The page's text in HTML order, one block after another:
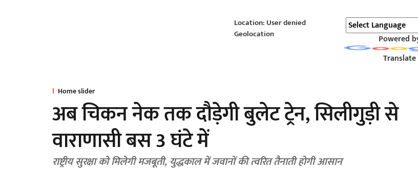
Location: User denied
Geolocation
Powered
Translate
Home slider
अब चिकन नेक तक दौड़ेगी बुलेट ट्रेन, सिलीगुड़ी से
वाराणासी बस 3 घंटे में
राष्ट्रीय सुरक्षा को मिलेगी मजबूती, युद्धकाल में जवानों की त्वरित तैनाती होगी आसान